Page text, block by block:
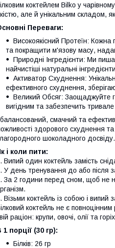
коктейлем Bilko у
але й унікальним складом,
Переваги:
Високоякісний Протеїн: Кожна
та покращити м'язову масу,
Природні Інгредієнти: Ми
найчистіші натуральні
Активатор Схуднення:
ефективного схуднення,
Великий Обсяг: Заощаджуйте
вигідним та забезпечить
смачний та
здорового схуднення
шоколадного досвіду.
і коли пити:
Випий один коктейль замість
У день тренування до або після
За 2 години перед сном, щоб не
Візьми коктейль із собою і випий
коктейль не є повноцінним
раціон: крупи, овочі, олії та
1 порції (30 гр):
Білків: 26 гр